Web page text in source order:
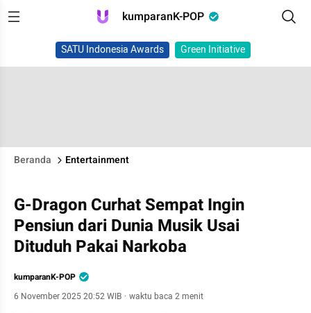
kumparanK-POP
SATU Indonesia Awards Green Initiative
Beranda Entertainment
G-Dragon Curhat Sempat Ingin
Pensiun dari Dunia Musik Usai
Dituduh Pakai Narkoba
kumparanK-POP
6 November 2025 20:52 WIB · waktu baca 2 menit